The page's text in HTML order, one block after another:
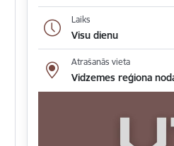
Laiks
Visu dienu
Atrašanās vieta
Vidzemes reģiona